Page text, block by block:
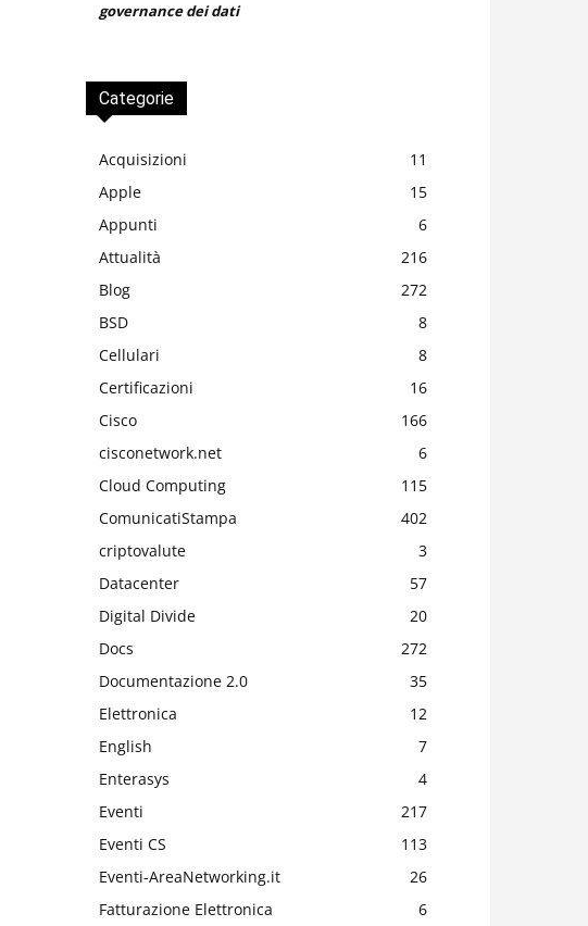
governance dei dati
Categorie
Acquisizioni
11
Apple
15
Appunti
6
Attualità
216
Blog
272
BSD
8
Cellulari
8
Certificazioni
16
Cisco
166
cisconetwork.net
6
Cloud Computing
115
ComunicatiStampa
402
criptovalute
3
Datacenter
57
Digital Divide
20
Docs
272
Documentazione 2.0
35
Elettronica
12
English
7
Enterasys
4
Eventi
217
Eventi CS
113
Eventi-AreaNetworking.it
26
Fatturazione Elettronica
6